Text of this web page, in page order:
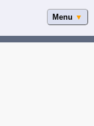
Menu ▼